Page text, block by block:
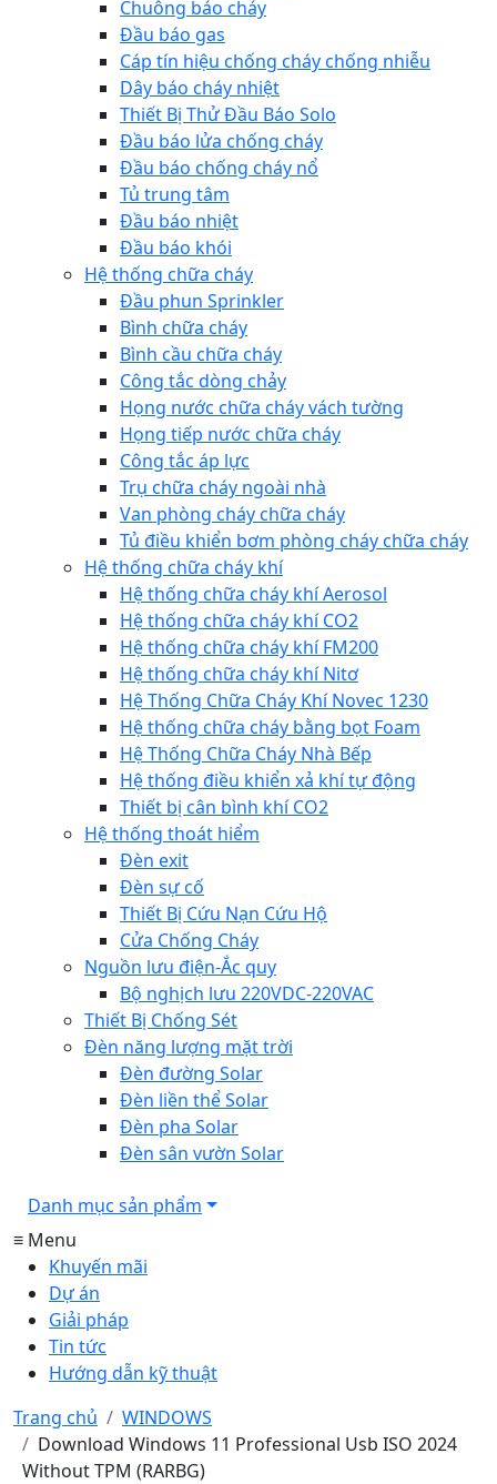
Chuông báo cháy
Đầu báo gas
Cáp tín hiệu chống cháy chống nhiễu
Dây báo cháy nhiệt
Thiết Bị Thử Đầu Báo Solo
Đầu báo lửa chống cháy
Đầu báo chống cháy nổ
Tủ trung tâm
Đầu báo nhiệt
Đầu báo khói
Hệ thống chữa cháy
Đầu phun Sprinkler
Bình chữa cháy
Bình cầu chữa cháy
Công tắc dòng chảy
Họng nước chữa cháy vách tường
Họng tiếp nước chữa cháy
Công tắc áp lực
Trụ chữa cháy ngoài nhà
Van phòng cháy chữa cháy
Tủ điều khiển bơm phòng cháy chữa cháy
Hệ thống chữa cháy khí
Hệ thống chữa cháy khí Aerosol
Hệ thống chữa cháy khí CO2
Hệ thống chữa cháy khí FM200
Hệ thống chữa cháy khí Nitơ
Hệ Thống Chữa Cháy Khí Novec 1230
Hệ thống chữa cháy bằng bọt Foam
Hệ Thống Chữa Cháy Nhà Bếp
Hệ thống điều khiển xả khí tự động
Thiết bị cân bình khí CO2
Hệ thống thoát hiểm
Đèn exit
Đèn sự cố
Thiết Bị Cứu Nạn Cứu Hộ
Cửa Chống Cháy
Nguồn lưu điện-Ắc quy
Bộ nghịch lưu 220VDC-220VAC
Thiết Bị Chống Sét
Đèn năng lượng mặt trời
Đèn đường Solar
Đèn liền thể Solar
Đèn pha Solar
Đèn sân vườn Solar
Danh mục sản phẩm
≡ Menu
Khuyến mãi
Dự án
Giải pháp
Tin tức
Hướng dẫn kỹ thuật
Trang chủ
WINDOWS
Download Windows 11 Professional Usb ISO 2024
Without TPM (RARBG)